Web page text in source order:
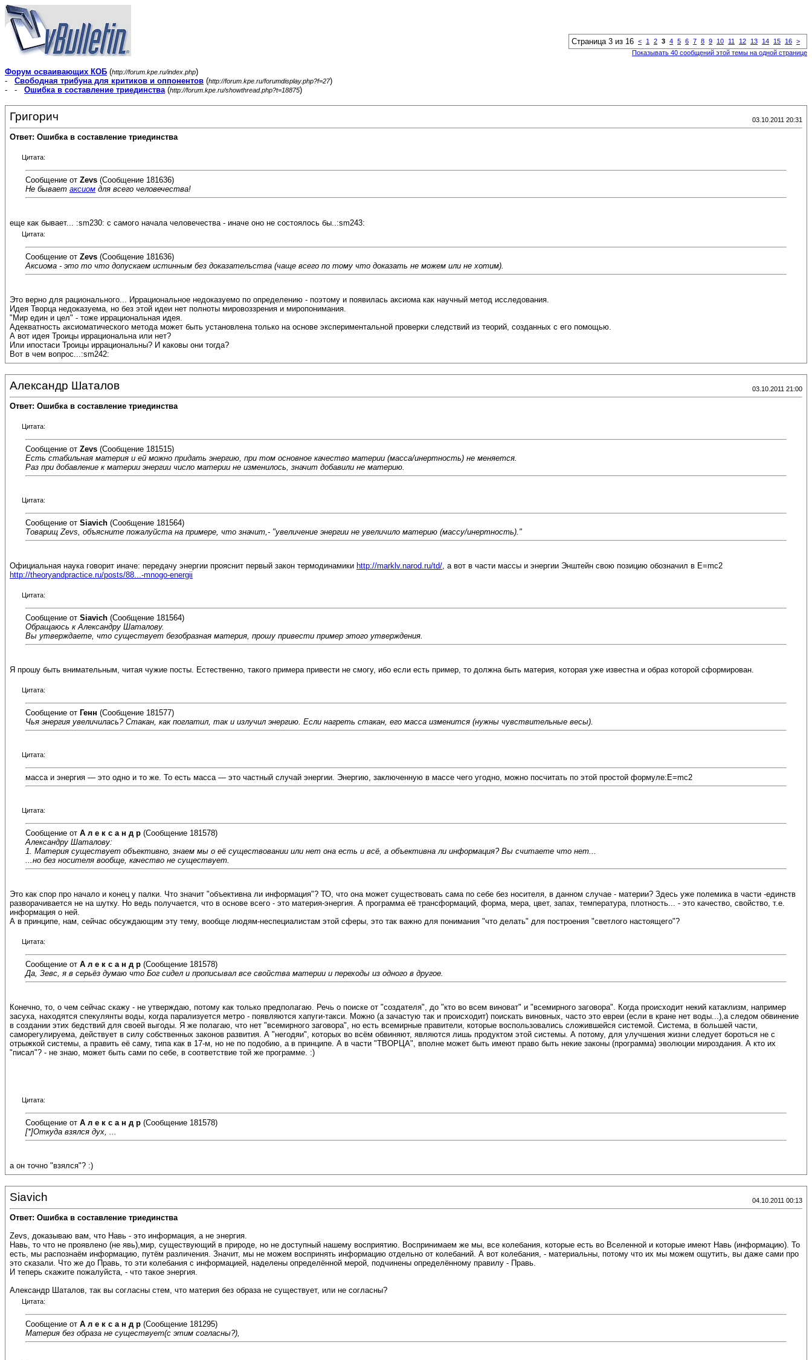
Страница 3 из 16 < 1 2 3 4 5 6 7 8 9 10 11 12 13 14 15 16 >
Показывать 40 сообщений этой темы на одной странице
Форум осваивающих КОБ (http://forum.kpe.ru/index.php)
- Свободная трибуна для критиков и оппонентов (http://forum.kpe.ru/forumdisplay.php?f=27)
- - Ошибка в составление триединства(http://forum.kpe.ru/showthread.php?t=18875)
Григорич 03.10.2011 20:31
Ответ: Ошибка в составление триединства
Цитата:
Сообщение от Zevs (Сообщение 181636)
Не бывает аксиом для всего человечества!
еще как бывает... :sm230: с самого начала человечества - иначе оно не состоялось бы..:sm243:
Цитата:
Сообщение от Zevs (Сообщение 181636)
Аксиома - это то что допускаем истинным без доказательства (чаще всего по тому что доказать не можем или не хотим).
Это верно для рационального... Иррациональное недоказуемо по определению - поэтому и появилась аксиома как научный метод исследования.
Идея Творца недоказуема, но без этой идеи нет полноты мировоззрения и миропонимания.
"Мир един и цел" - тоже иррациональная идея.
Адекватность аксиоматического метода может быть установлена только на основе экспериментальной проверки следствий из теорий, созданных с его помощью.
А вот идея Троицы иррациональна или нет?
Или ипостаси Троицы иррациональны? И каковы они тогда?
Вот в чем вопрос...:sm242:
Александр Шаталов 03.10.2011 21:00
Ответ: Ошибка в составление триединства
Цитата:
Сообщение от Zevs (Сообщение 181515)
Есть стабильная материя и ей можно придать энергию, при том основное качество материи (масса/инертность) не меняется.
Раз при добавление к материи энергии число материи не изменилось, значит добавили не материю.
Цитата:
Сообщение от Siavich (Сообщение 181564)
Товарищ Zevs, объясните пожалуйста на примере, что значит,- "увеличение энергии не увеличило материю (массу/инертность)."
Официальная наука говорит иначе: передачу энергии прояснит первый закон термодинамики http://marklv.narod.ru/td/, а вот в части массы и энергии Энштейн свою позицию обозначил в E=mc2
http://theoryandpractice.ru/posts/88...-mnogo-energii
Цитата:
Сообщение от Siavich (Сообщение 181564)
Обращаюсь к Александру Шаталову.
Вы утверждаете, что существует безобразная материя, прошу привести пример этого утверждения.
Я прошу быть внимательным, читая чужие посты. Естественно, такого примера привести не смогу, ибо если есть пример, то должна быть материя, которая уже известна и образ которой сформирован.
Цитата:
Сообщение от Генн (Сообщение 181577)
Чья энергия увеличилась? Стакан, как поглатил, так и излучил энергию. Если нагреть стакан, его масса изменится (нужны чувствительные весы).
Цитата:
масса и энергия — это одно и то же. То есть масса — это частный случай энергии. Энергию, заключенную в массе чего угодно, можно посчитать по этой простой формуле:E=mc2
Цитата:
Сообщение от А л е к с а н д р (Сообщение 181578)
Александру Шаталову:
1. Материя существует объективно, знаем мы о её существовании или нет она есть и всё, а объективна ли информация? Вы считаете что нет...
...но без носителя вообще, качество не существует.
Это как спор про начало и конец у палки. Что значит "объективна ли информация"? ТО, что она может существовать сама по себе без носителя, в данном случае - материи? Здесь уже полемика в части -единств
разворачивается не на шутку. Но ведь получается, что в основе всего - это материя-энергия. А программа её трансформаций, форма, мера, цвет, запах, температура, плотность... - это качество, свойство, т.е.
информация о ней.
А в принципе, нам, сейчас обсуждающим эту тему, вообще людям-неспециалистам этой сферы, это так важно для понимания "что делать" для построения "светлого настоящего"?
Цитата:
Сообщение от А л е к с а н д р (Сообщение 181578)
Да, Зевс, я в серьёз думаю что Бог сидел и прописывал все свойства материи и переходы из одного в другое.
Конечно, то, о чем сейчас скажу - не утверждаю, потому как только предполагаю. Речь о поиске от "создателя", до "кто во всем виноват" и "всемирного заговора". Когда происходит некий катаклизм, например
засуха, находятся спекулянты воды, когда парализуется метро - появляются хапуги-такси. Можно (а зачастую так и происходит) поискать виновных, часто это евреи (если в кране нет воды...),а следом обвинение
в создании этих бедствий для своей выгоды. Я же полагаю, что нет "всемирного заговора", но есть всемирные правители, которые воспользовались сложившейся системой. Система, в большей части,
саморегулируема, действует в силу собственных законов развития. А "негодяи", которых во всём обвиняют, являются лишь продуктом этой системы. А потому, для улучшения жизни следует бороться не с
отрыжкой системы, а править её саму, типа как в 17-м, но не по подобию, а в принципе. А в части "ТВОРЦА", вполне может быть имеют право быть некие законы (программа) эволюции мироздания. А кто их
"писал"? - не знаю, может быть сами по себе, в соответствие той же программе. :)
Цитата:
Сообщение от А л е к с а н д р (Сообщение 181578)
[*]Откуда взялся дух, ...
а он точно "взялся"? :)
Siavich 04.10.2011 00:13
Ответ: Ошибка в составление триединства
Zevs, доказываю вам, что Навь - это информация, а не энергия.
Навь, то что не проявлено (не явь),мир, существующий в природе, но не доступный нашему восприятию. Воспринимаем же мы, все колебания, которые есть во Вселенной и которые имеют Навь (информацию). То
есть, мы распознаём информацию, путём различения. Значит, мы не можем воспринять информацию отдельно от колебаний. А вот колебания, - материальны, потому что их мы можем ощутить, вы даже сами про
это сказали. Что же до Правь, то эти колебания с информацией, наделены определённой мерой, подчинены определённому правилу - Правь.
И теперь скажите пожалуйста, - что такое энергия.
Александр Шаталов, так вы согласны стем, что материя без образа не существует, или не согласны?
Цитата:
Сообщение от А л е к с а н д р (Сообщение 181295)
Материя без образа не существует(с этим согласны?),